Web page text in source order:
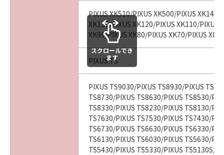
PIXUS XK510/PIXUS XK500/PIXUS XK140/
XK130/PIXUS XK120/PIXUS XK110/PIXUS
XK90/PIXUS XK80/PIXUS XK70/PIXUS
PIXUS TS
PIXUS TS9030/PIXUS TS8930/PIXUS
TS8730/PIXUS TS8630/PIXUS TS8530/
TS8330/PIXUS TS8230/PIXUS TS8130/
TS7630/PIXUS TS7530/PIXUS TS7430/
TS6730/PIXUS TS6630/PIXUS TS6330/
TS6130/PIXUS TS6030/PIXUS TS5630/
TS5430/PIXUS TS5330/PIXUS TS5130S/
スクロールでき
ます